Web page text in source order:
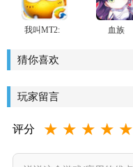
我叫MT2:
血族
猜你喜欢
玩家留言
评分 ★ ★ ★ ★ ★